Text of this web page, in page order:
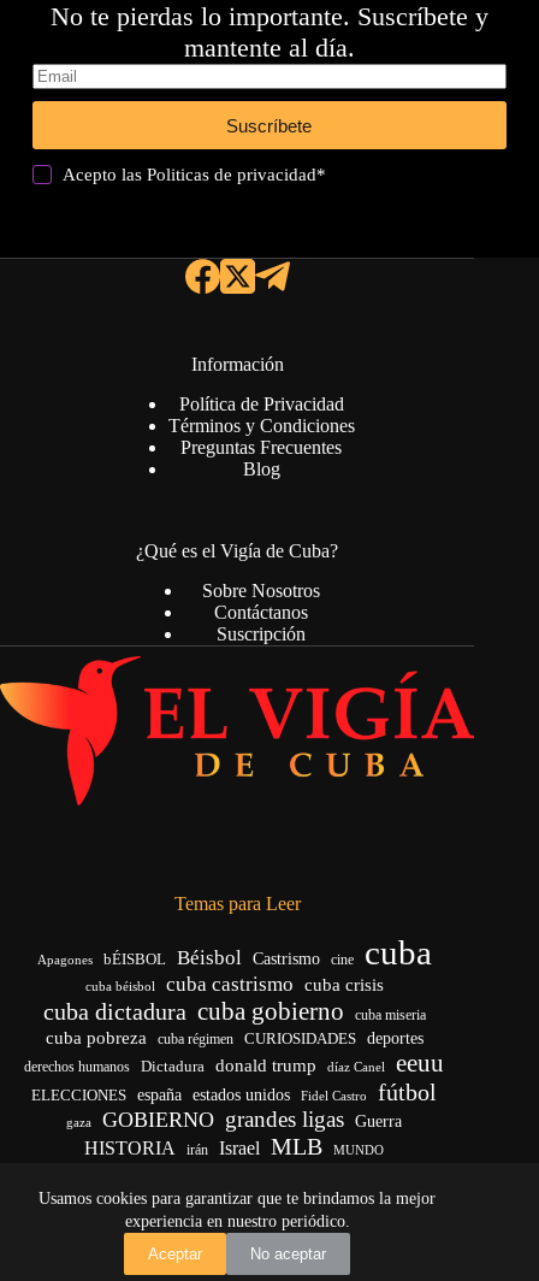
Usamos cookies para garantizar que te brindamos la mejor
experiencia en nuestro periódico.
Aceptar
No aceptar
No te pierdas lo importante. Suscríbete y
mantente al día.
Suscríbete
Acepto lasPoliticas de privacidad*
Información
Política de Privacidad
Términos y Condiciones
Preguntas Frecuentes
Blog
¿Qué es el Vigía de Cuba?
Sobre Nosotros
Contáctanos
Suscripción
Temas para Leer
Apagones bÉISBOL Béisbol Castrismo cine cuba
cuba béisbol cuba castrismo cuba crisis
cuba dictadura cuba gobierno cuba miseria
cuba pobreza cuba régimen CURIOSIDADES deportes
derechos humanos Dictadura donald trump díaz Canel eeuu
ELECCIONES españa estados unidos Fidel Castro fútbol
gaza GOBIERNO grandes ligas Guerra
HISTORIA irán Israel MLB MUNDO
Rusia
régimen cubano Trump Ucrania venezuela vida yankees
Copyright © 2026 - El Vigía de Cuba
Desarrollo, mantenimiento web y SEO por